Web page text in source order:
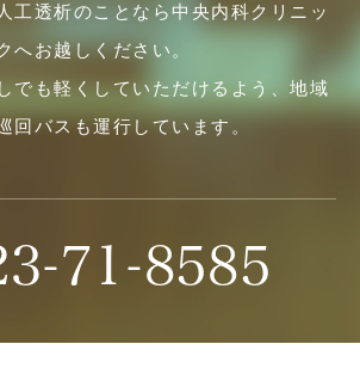
工透析のことなら中央内科クリニッ
へお越しください。
でも軽くしていただけるよう、地域
回バスも運行しています。
71-8585